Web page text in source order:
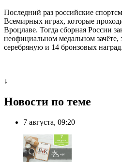
Последний раз российские
Всемирных играх, которые
Вроцлаве. Тогда сборная России
неофициальном медальном зачёте,
серебряную и 14 бронзовых наград.
↓
Новости по теме
7 августа, 09:20